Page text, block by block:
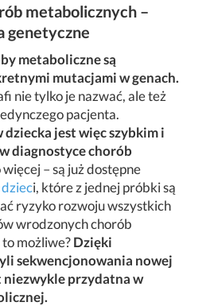
metabolicznych –
genetyczne
metaboliczne są
mutacjami w genach.
nie tylko je nazwać, ale też
pacjenta.
jest więc szybkim i
diagnostyce chorób
więcej – są już dostępne
i, które z jednej próbki są
ryzyko rozwoju wszystkich
wrodzonych chorób
możliwe?Dzięki
sekwencjonowania nowej
przydatna w